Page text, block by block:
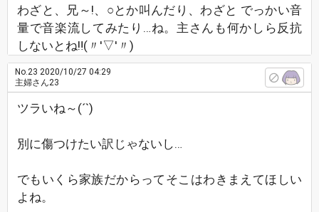
わざと、兄～!、○とか叫んだり、わざと でっかい音
量で音楽流してみたり…ね。主さんも何かしら反抗
しないとね‼️(〃'▽'〃)
No.23 2020/10/27 04:29
主婦さん23
ツラいね～(´`)
別に傷つけたい訳じゃないし…
でもいくら家族だからってそこはわきまえてほしい
よね。